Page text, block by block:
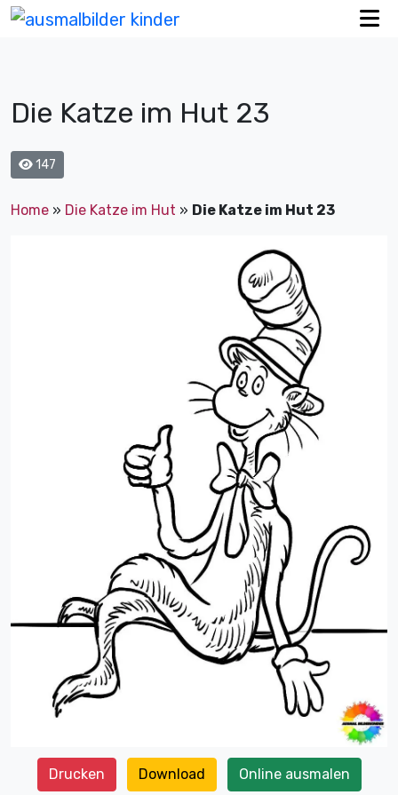
Die Katze im Hut 23
147
Home » Die Katze im Hut » Die Katze im Hut 23
Drucken Download Online ausmalen